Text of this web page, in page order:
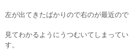
左が出てきたばかりので右のが最近ので
見てわかるようにうつむいてしまって
す。